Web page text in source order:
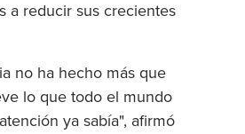
a reducir sus crecientes
no ha hecho más que
lo que todo el mundo
ya sabía", afirmó